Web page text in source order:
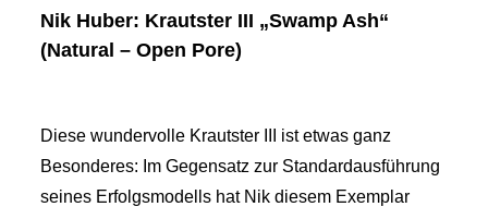
Nik Huber: Krautster III „Swamp Ash“
(Natural – Open Pore)
Diese wundervolle Krautster III ist etwas ganz
Besonderes: Im Gegensatz zur Standardausführung
seines Erfolgsmodells hat Nik diesem Exemplar